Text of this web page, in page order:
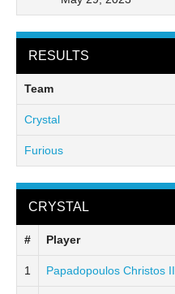
RESULTS
Team
Crystal
Furious
CRYSTAL
# Player
1 Papadopoulos Christos II